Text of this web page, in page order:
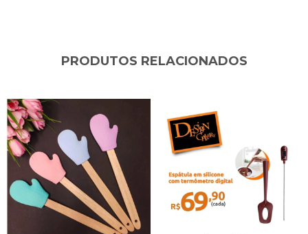
PRODUTOS RELACIONADOS